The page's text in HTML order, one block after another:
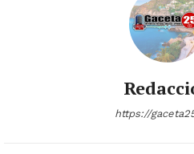
https://